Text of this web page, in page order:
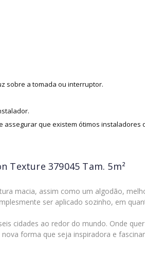
sobre a tomada ou interruptor.
que existem ótimos
Texture 379045 Tam. 5m²
macia, assim como um algodão,
ser aplicado sozinho, em
cidades ao redor do mundo. Onde
forma que seja inspiradora e